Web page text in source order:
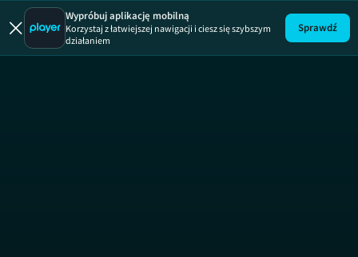
Wypróbuj aplikację mobilną
Korzystaj z łatwiejszej nawigacji i ciesz się szybszym
działaniem
Sprawdź